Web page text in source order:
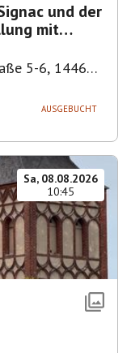
und der
mit
5-6, 14467
AUSGEBUCHT
Sa, 08.08.2026
10:45